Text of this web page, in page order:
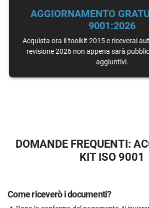
Illimitata
15 ore
Revisione da parte di un esperto
15 documenti
AGGIORNAMENTO
9001:2026
Acquista ora il toolkit 2015 e riceverai
revisione 2026 non appena sarà
aggiuntivi.
DOMANDE FREQUENTI:
KIT ISO 9001
Come riceverò i documenti?